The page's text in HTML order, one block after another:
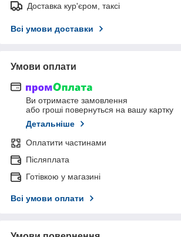
Доставка кур'єром, таксі
Всі умови доставки
Умови оплати
Ви отримаєте замовлення
або гроші повернуться на вашу картку
Детальніше
Оплатити частинами
Післяплата
Готівкою у магазині
Всі умови оплати